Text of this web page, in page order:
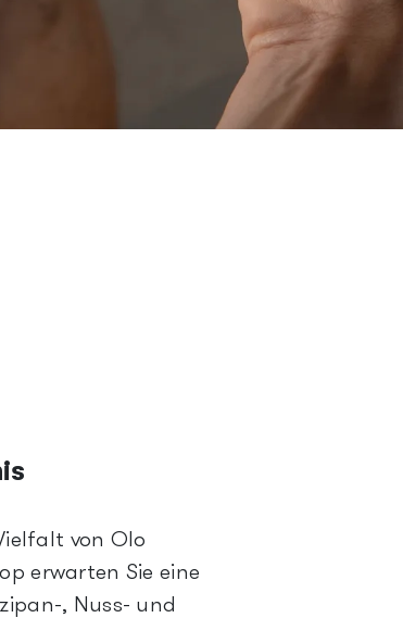
von Olo
erwarten Sie eine
, Nuss- und